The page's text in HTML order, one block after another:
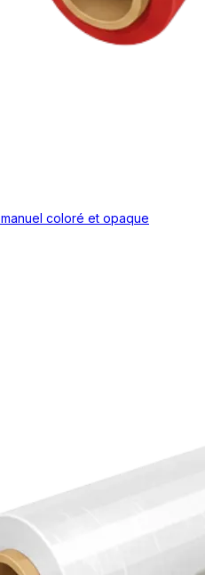
coloré et opaque